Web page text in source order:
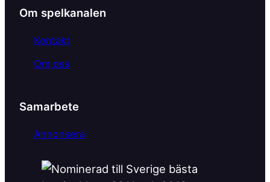
k
Om spelkanalen
Kontakt
Om oss
Samarbete
Annonsera